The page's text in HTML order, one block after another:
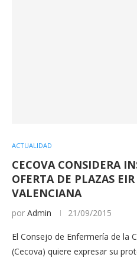
ACTUALIDAD
CECOVA CONSIDERA
OFERTA DE PLAZAS
VALENCIANA
por Admin 21/09/2015
El Consejo de Enfermería de la
(Cecova) quiere expresar su